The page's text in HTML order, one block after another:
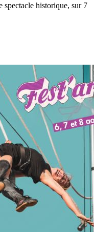
historique, sur 7